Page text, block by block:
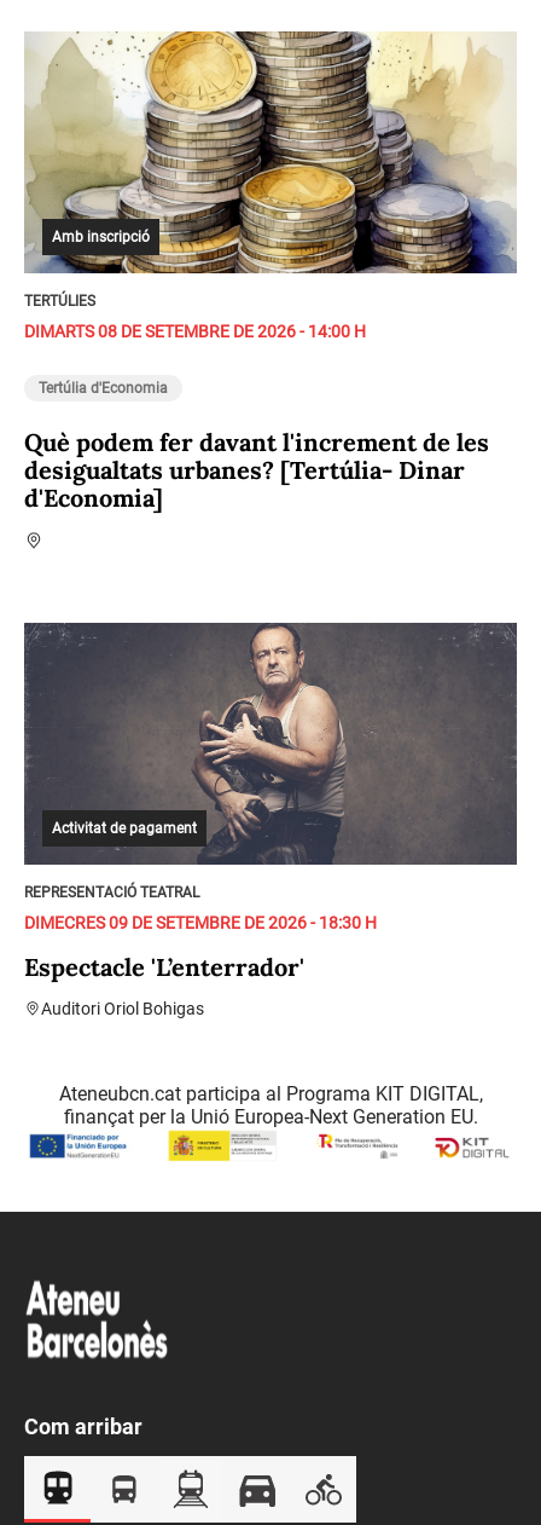
Amb inscripció
TERTÚLIES
DIMARTS 08 DE SETEMBRE DE 2026 - 14:00 H
Tertúlia d'Economia
Què podem fer davant l'increment de les
desigualtats urbanes? [Tertúlia- Dinar
d'Economia]
Activitat de pagament
REPRESENTACIÓ TEATRAL
DIMECRES 09 DE SETEMBRE DE 2026 - 18:30 H
Espectacle 'L’enterrador'
Auditori Oriol Bohigas
Ateneubcn.cat participa al Programa KIT DIGITAL,
finançat per la Unió Europea-Next Generation EU.
Com arribar